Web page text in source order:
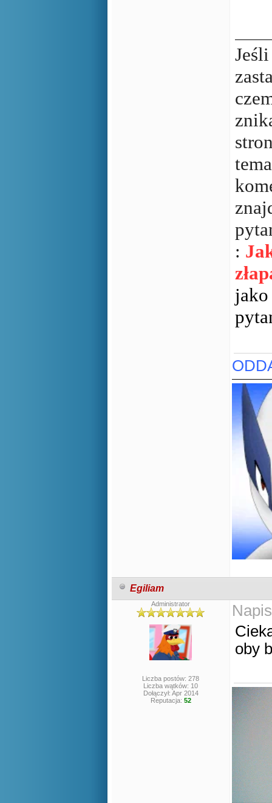
:
Egiliam
Administrator
Liczba postów: 278
Liczba wątków: 10
Dołączył: Apr 2014
Reputacja: 52
oby